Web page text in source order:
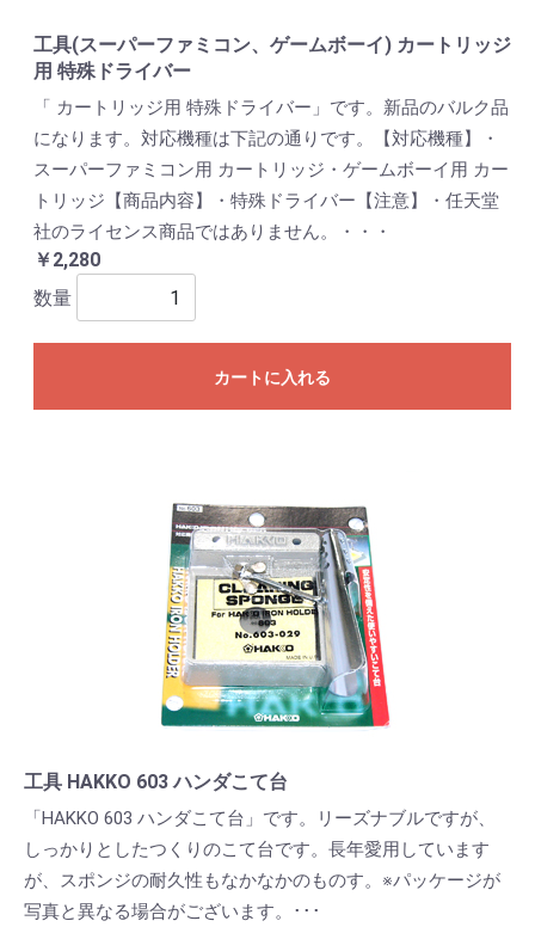
工具(スーパーファミコン、ゲームボーイ) カートリッジ
用 特殊ドライバー
「 カートリッジ用 特殊ドライバー」です。新品のバルク品
になります。対応機種は下記の通りです。【対応機種】・
スーパーファミコン用 カートリッジ・ゲームボーイ用 カー
トリッジ【商品内容】・特殊ドライバー【注意】・任天堂
社のライセンス商品ではありません。・・・
￥2,280
数量
カートに入れる
工具 HAKKO 603 ハンダこて台
「HAKKO 603 ハンダこて台」です。リーズナブルですが、
しっかりとしたつくりのこて台です。長年愛用しています
が、スポンジの耐久性もなかなかのものす。※パッケージが
写真と異なる場合がございます。･･･